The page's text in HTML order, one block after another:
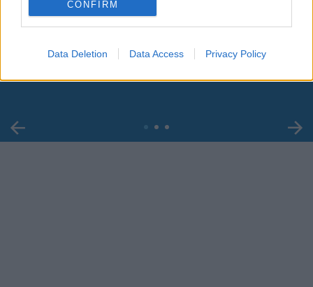
CONFIRM
Data Deletion Data Access Privacy Policy
00:00
Leonardo Maria Del Vecchio dall'ex compagna